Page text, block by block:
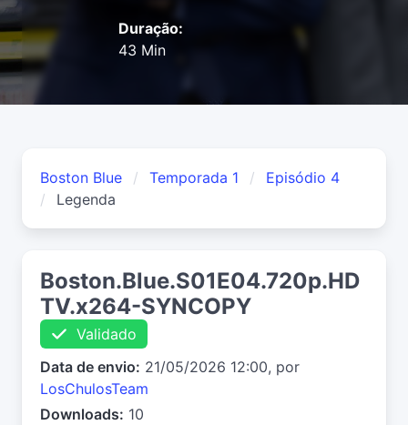
Duração:
43 Min
Boston Blue Temporada 1
Episódio 4
Legenda
Boston.Blue.S01E04.720p.HD
TV.x264-SYNCOPY
Validado
Data de envio: 21/05/2026 12:00, por
LosChulosTeam
Downloads: 10